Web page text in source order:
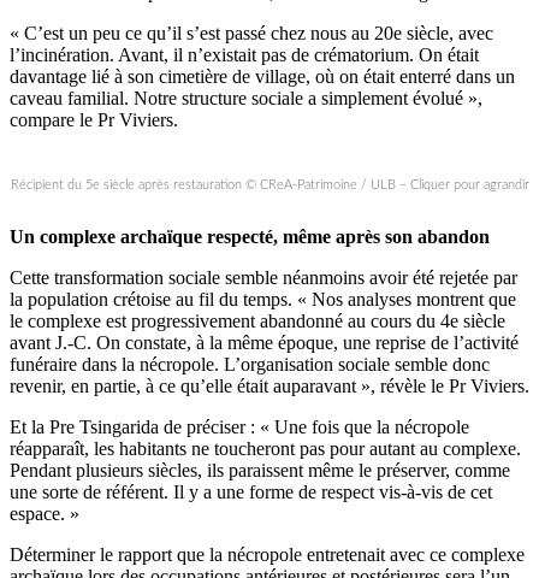
« C’est un peu ce qu’il s’est passé chez nous au 20e siècle, avec
l’incinération. Avant, il n’existait pas de crématorium. On était
davantage lié à son cimetière de village, où on était enterré dans un
caveau familial. Notre structure sociale a simplement évolué »,
compare le Pr Viviers.
Récipient du 5e siècle après restauration © CReA-Patrimoine / ULB – Cliquer pour agrandir
Un complexe archaïque respecté, même après son abandon
Cette transformation sociale semble néanmoins avoir été rejetée par
la population crétoise au fil du temps. « Nos analyses montrent que
le complexe est progressivement abandonné au cours du 4e siècle
avant J.-C. On constate, à la même époque, une reprise de l’activité
funéraire dans la nécropole. L’organisation sociale semble donc
revenir, en partie, à ce qu’elle était auparavant », révèle le Pr Viviers.
Et la Pre Tsingarida de préciser : « Une fois que la nécropole
réapparaît, les habitants ne toucheront pas pour autant au complexe.
Pendant plusieurs siècles, ils paraissent même le préserver, comme
une sorte de référent. Il y a une forme de respect vis-à-vis de cet
espace. »
Déterminer le rapport que la nécropole entretenait avec ce complexe